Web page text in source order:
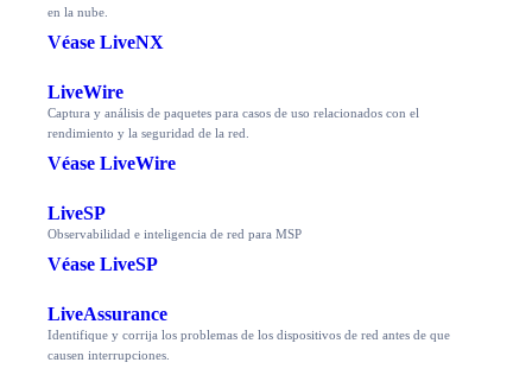
en la nube.
Véase LiveNX
LiveWire
Captura y análisis de paquetes para casos de uso relacionados con el
rendimiento y la seguridad de la red.
Véase LiveWire
LiveSP
Observabilidad e inteligencia de red para MSP
Véase LiveSP
LiveAssurance
Identifique y corrija los problemas de los dispositivos de red antes de que
causen interrupciones.